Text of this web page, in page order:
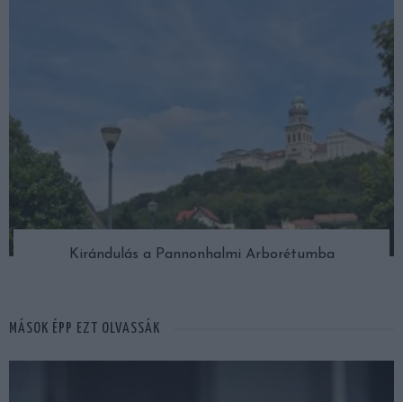
Kirándulás a Pannonhalmi Arborétumba
MÁSOK ÉPP EZT OLVASSÁK